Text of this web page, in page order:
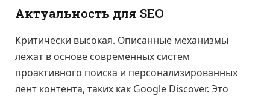
Актуальность для SEO
Критически высокая. Описанные механизмы
лежат в основе современных систем
проактивного поиска и персонализированных
лент контента, таких как Google Discover. Это